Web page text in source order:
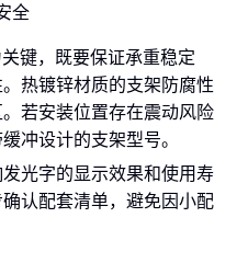
全
键，既要保证承重稳定
热镀锌材质的支架防腐性
若安装位置存在震动风险
冲设计的支架型号。
光字的显示效果和使用寿
认配套清单，避免因小配